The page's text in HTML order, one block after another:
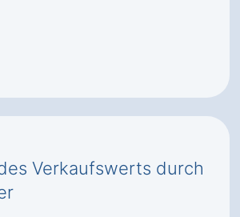
Verkaufswerts durch